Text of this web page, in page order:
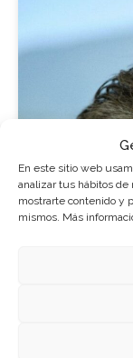
En este sitio web
analizar tus hábitos de
mostrarte contenido y
mismos. Más